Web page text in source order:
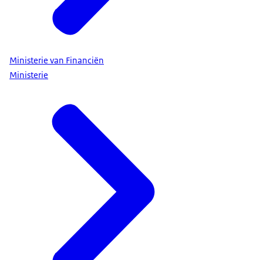
Ministerie van Financiën
Ministerie